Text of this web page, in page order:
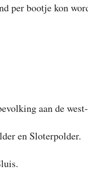
per bootje kon
aan de
en Sloterpolder.